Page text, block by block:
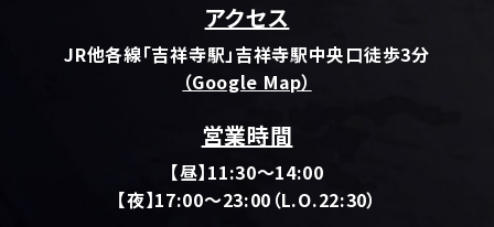
アクセス
JR他各線「吉祥寺駅」吉祥寺駅中央口徒歩3分
（Google Map）
営業時間
【昼】11:30～14:00
【夜】17:00～23:00（L.O.22:30）